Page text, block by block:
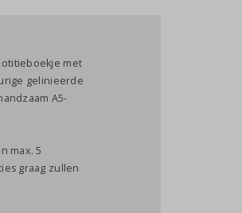
met
gelinieerde
A5-
max. 5
graag zullen